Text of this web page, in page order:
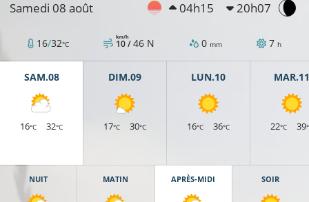
Samedi 08 août 04h15 20h07
16/32°C 10 /
km/h 46 N 0 mm 7 h
SAM.08
16°C 32°C
DIM.09
17°C 30°C
LUN.10
16°C 36°C
MAR.11
22°C 39
NUIT MATIN APRÈS-MIDI SOIR